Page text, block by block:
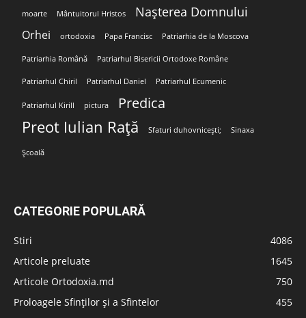
moarte Mântuitorul Hristos Nașterea Domnului
Orhei ortodoxia Papa Francisc Patriarhia de la Moscova
Patriarhia Română Patriarhul Bisericii Ortodoxe Române
Patriarhul Chiril Patriarhul Daniel Patriarhul Ecumenic
Patriarhul Kirill pictura Predica
Preot Iulian Rață Sfaturi duhovnicești; Sinaxa
Școală
CATEGORIE POPULARĂ
Stiri
4086
Articole preluate
1645
Articole Ortodoxia.md
750
Proloagele Sfinților și a Sfintelor
455